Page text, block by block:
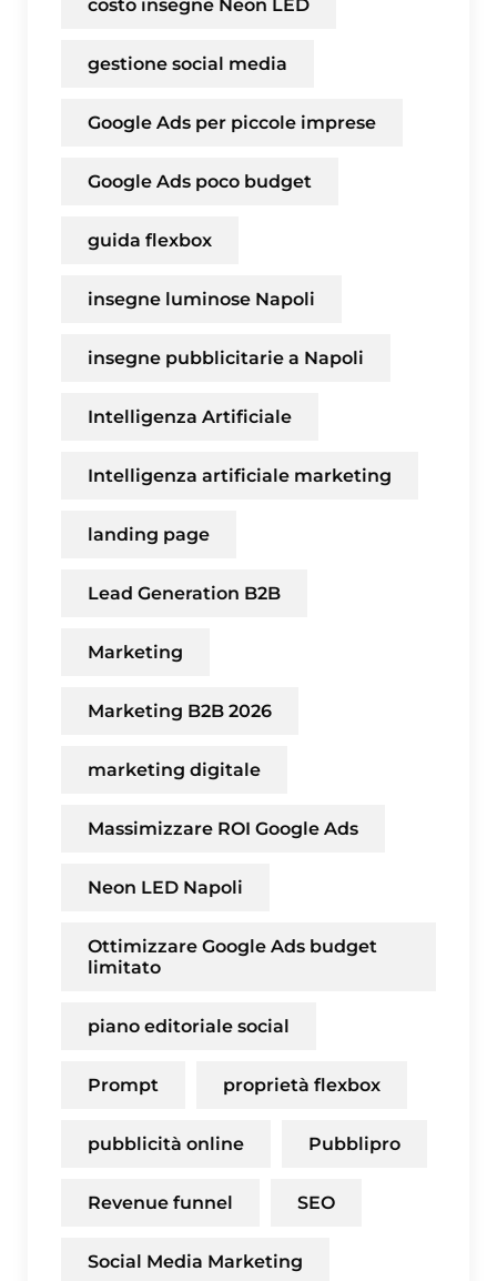
costo insegne Neon LED
gestione social media
Google Ads per piccole imprese
Google Ads poco budget
guida flexbox
insegne luminose Napoli
insegne pubblicitarie a Napoli
Intelligenza Artificiale
Intelligenza artificiale marketing
landing page
Lead Generation B2B
Marketing
Marketing B2B 2026
marketing digitale
Massimizzare ROI Google Ads
Neon LED Napoli
Ottimizzare Google Ads budget
limitato
piano editoriale social
Prompt proprietà flexbox
pubblicità online Pubblipro
Revenue funnel SEO
Social Media Marketing